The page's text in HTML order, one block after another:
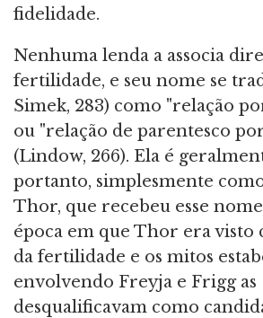
fidelidade.
Nenhuma lenda a associa
fertilidade, e seu nome se
Simek, 283) como "relação
ou "relação de parentesco
(Lindow, 266). Ela é
portanto, simplesmente como
Thor, que recebeu esse
época em que Thor era visto
da fertilidade e os mitos
envolvendo Freyja e Frigg as
desqualificavam como